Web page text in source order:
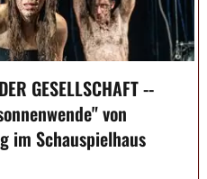
GESELLSCHAFT --
von
im Schauspielhaus